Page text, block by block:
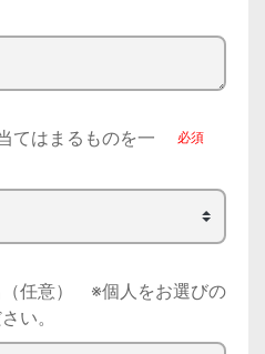
はまるものを一
（任意） ※個人をお選びの
い。